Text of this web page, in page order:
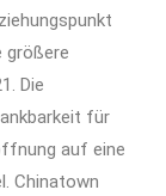
größere
Die
für
auf eine
Chinatown